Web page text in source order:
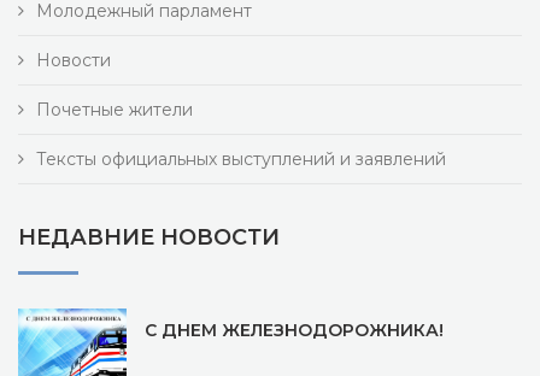
Молодежный парламент
Новости
Почетные жители
Тексты официальных выступлений и заявлений
НЕДАВНИЕ НОВОСТИ
С ДНЕМ ЖЕЛЕЗНОДОРОЖНИКА!